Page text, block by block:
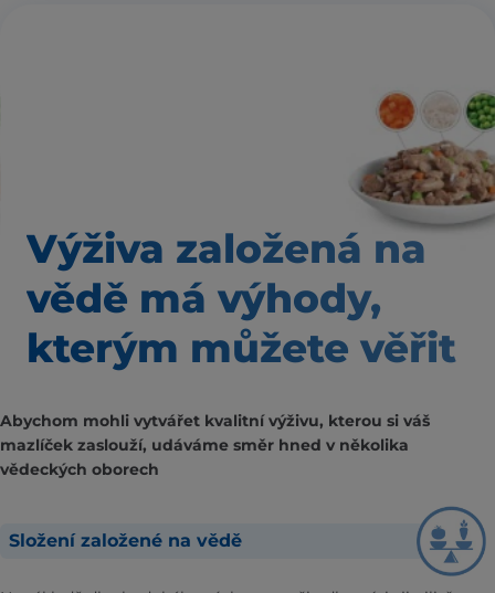
Výživa založená na
vědě má výhody,
kterým můžete věřit
Abychom mohli vytvářet kvalitní výživu, kterou si váš
mazlíček zaslouží, udáváme směr hned v několika
vědeckých oborech
Složení založené na vědě